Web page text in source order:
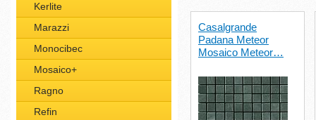
Kerlite
Marazzi
Monocibec
Mosaico+
Ragno
Refin
Casalgrande
Padana Meteor
Mosaico Meteor…